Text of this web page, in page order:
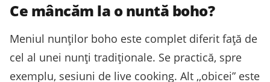
Ce mâncăm la o nuntă boho?
Meniul nunților boho este complet diferit față de
cel al unei nunți tradiționale. Se practică, spre
exemplu, sesiuni de live cooking. Alt ,,obicei” este